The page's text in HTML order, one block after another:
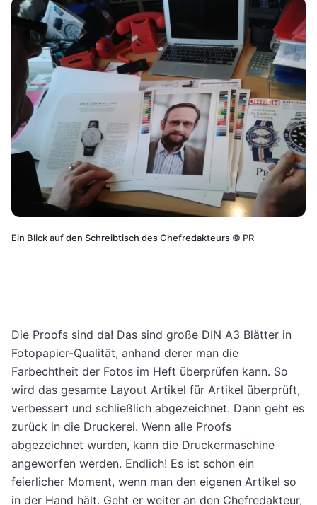
Ein Blick auf den Schreibtisch des Chefredakteurs © PR
Die Proofs sind da! Das sind große DIN A3 Blätter in
Fotopapier-Qualität, anhand derer man die
Farbechtheit der Fotos im Heft überprüfen kann. So
wird das gesamte Layout Artikel für Artikel überprüft,
verbessert und schließlich abgezeichnet. Dann geht es
zurück in die Druckerei. Wenn alle Proofs
abgezeichnet wurden, kann die Druckermaschine
angeworfen werden. Endlich! Es ist schon ein
feierlicher Moment, wenn man den eigenen Artikel so
in der Hand hält. Geht er weiter an den Chefredakteur,